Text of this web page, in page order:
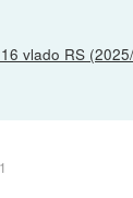
vlado RS